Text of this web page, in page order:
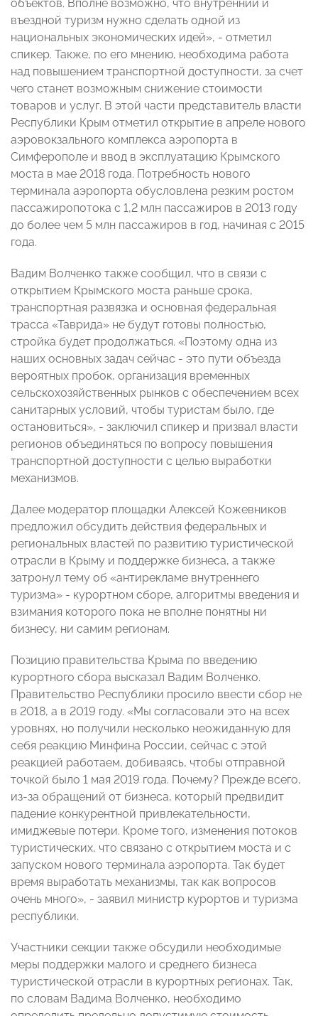
объектов. Вполне возможно, что внутренний и
въездной туризм нужно сделать одной из
национальных экономических идей», - отметил
спикер. Также, по его мнению, необходима работа
над повышением транспортной доступности, за счет
чего станет возможным снижение стоимости
товаров и услуг. В этой части представитель власти
Республики Крым отметил открытие в апреле нового
аэровокзального комплекса аэропорта в
Симферополе и ввод в эксплуатацию Крымского
моста в мае 2018 года. Потребность нового
терминала аэропорта обусловлена резким ростом
пассажиропотока с 1,2 млн пассажиров в 2013 году
до более чем 5 млн пассажиров в год, начиная с 2015
года.
Вадим Волченко также сообщил, что в связи с
открытием Крымского моста раньше срока,
транспортная развязка и основная федеральная
трасса «Таврида» не будут готовы полностью,
стройка будет продолжаться. «Поэтому одна из
наших основных задач сейчас - это пути объезда
вероятных пробок, организация временных
сельскохозяйственных рынков с обеспечением всех
санитарных условий, чтобы туристам было, где
остановиться», - заключил спикер и призвал власти
регионов объединяться по вопросу повышения
транспортной доступности с целью выработки
механизмов.
Далее модератор площадки Алексей Кожевников
предложил обсудить действия федеральных и
региональных властей по развитию туристической
отрасли в Крыму и поддержке бизнеса, а также
затронул тему об «антирекламе внутреннего
туризма» - курортном сборе, алгоритмы введения и
взимания которого пока не вполне понятны ни
бизнесу, ни самим регионам.
Позицию правительства Крыма по введению
курортного сбора высказал Вадим Волченко.
Правительство Республики просило ввести сбор не
в 2018, а в 2019 году. «Мы согласовали это на всех
уровнях, но получили несколько неожиданную для
себя реакцию Минфина России, сейчас с этой
реакцией работаем, добиваясь, чтобы отправной
точкой было 1 мая 2019 года. Почему? Прежде всего,
из-за обращений от бизнеса, который предвидит
падение конкурентной привлекательности,
имиджевые потери. Кроме того, изменения потоков
туристических, что связано с открытием моста и с
запуском нового терминала аэропорта. Так будет
время выработать механизмы, так как вопросов
очень много», - заявил министр курортов и туризма
республики.
Участники секции также обсудили необходимые
меры поддержки малого и среднего бизнеса
туристической отрасли в курортных регионах. Так,
по словам Вадима Волченко, необходимо